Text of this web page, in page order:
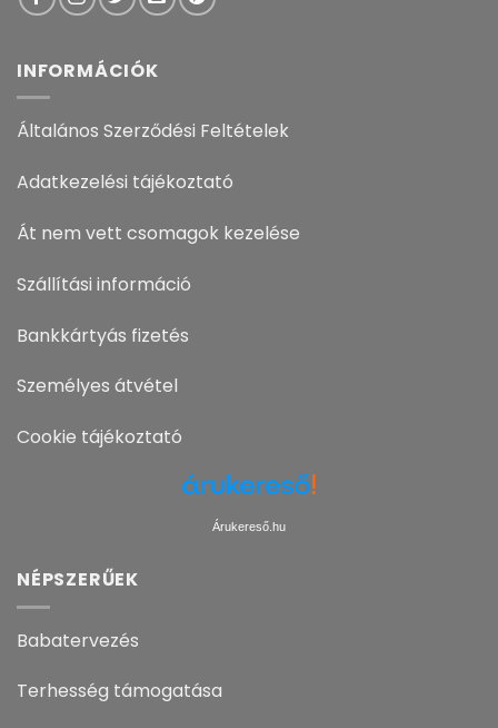
INFORMÁCIÓK
Általános Szerződési Feltételek
Adatkezelési tájékoztató
Át nem vett csomagok kezelése
Szállítási információ
Bankkártyás fizetés
Személyes átvétel
Cookie tájékoztató
Árukereső.hu
NÉPSZERŰEK
Babatervezés
Terhesség támogatása